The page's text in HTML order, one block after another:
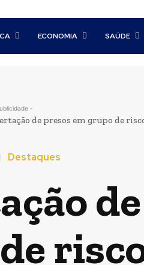
ECONOMIA SAÚDE
-
de presos em grupo de
Destaques